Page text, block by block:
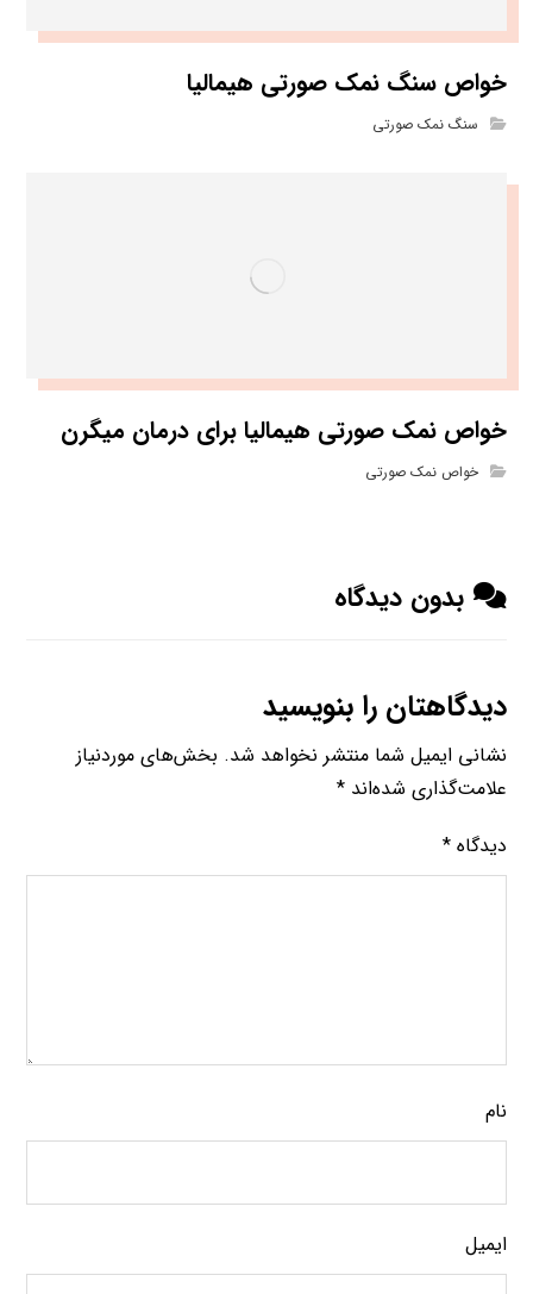
خواص سنگ نمک صورتی هیمالیا
سنگ نمک صورتی
خواص نمک صورتی هیمالیا برای درمان میگرن
خواص نمک صورتی
بدون دیدگاه
دیدگاهتان را بنویسید
نشانی ایمیل شما منتشر نخواهد شد. بخش‌های موردنیاز
علامت‌گذاری شده‌اند*
دیدگاه*
نام
ایمیل